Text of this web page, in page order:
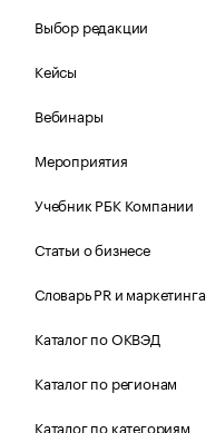
Выбор редакции
Кейсы
Вебинары
Мероприятия
Учебник РБК Компании
Статьи о бизнесе
Словарь PR и маркетинга
Каталог по ОКВЭД
Каталог по регионам
Каталог по категориям